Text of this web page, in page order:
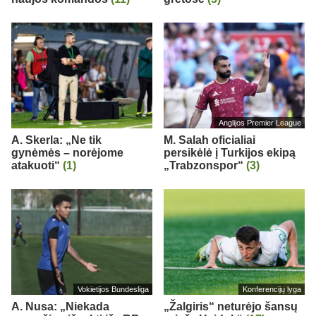
A. Skerla: „Ne tik
gynėmės – norėjome
atakuoti“ (1)
Anglijos Premier League
M. Salah oficialiai
persikėlė į Turkijos ekipą
„Trabzonspor“ (3)
Vokietijos Bundesliga
A. Nusa: „Niekada
Konferencijų lyga
„Žalgiris“ neturėjo šansų